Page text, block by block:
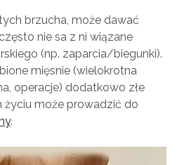
brzucha, może dawać
nie sa z ni wiązane
(np. zaparcia/biegunki).
mięsnie (wielokrotna
operacje) dodatkowo złe
życiu może prowadzić do
.